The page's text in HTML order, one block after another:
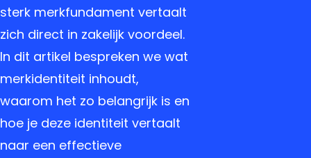
sterk merkfundament vertaalt
zich direct in zakelijk voordeel.
In dit artikel bespreken we wat
merkidentiteit inhoudt,
waarom het zo belangrijk is en
hoe je deze identiteit vertaalt
naar een effectieve